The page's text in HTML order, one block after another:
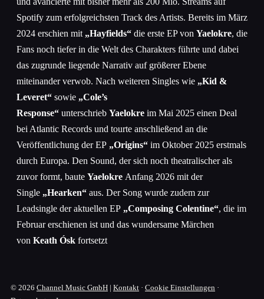
Spotify zum erfolgreichsten Track des Artists. Bereits im März
2024 erschien mit „Hayfields“ die erste EP von Yaelokre, die
Fans noch tiefer in die Welt des Charakters führte und dabei
das zugrunde liegende Narrativ auf größerer Ebene
miteinander verwob. Nach weiteren Singles wie „Kid &
Leveret“ sowie „Cole’s
Response“ unterschrieb Yaelokre im Mai 2025 einen Deal
bei Atlantic Records und tourte anschließend an die
Veröffentlichung der EP „Origins“ im Oktober 2025 erstmals
durch Europa. Den Sound, der sich noch theatralischer als
zuvor formt, baute Yaelokre Anfang 2026 mit der
Single „Hearken“ aus. Der Song wurde zudem zur
Leadsingle der aktuellen EP „Composing Colentine“, die im
Februar erschienen ist und das wundersame Märchen
von Keath Ósk fortsetzt
© 2026 Channel Music GmbH | Kontakt · Cookie Einstellungen ·